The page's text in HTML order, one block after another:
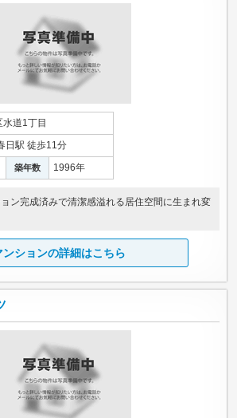
道1丁目
日駅 徒歩11分
築年数 1996年
ン完成済みで清潔感溢れる居住空間に生まれ変
ンションの詳細はこちら